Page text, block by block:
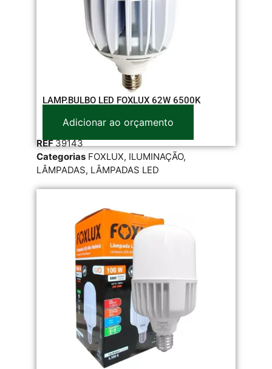
LAMP.BULBO LED FOXLUX 62W 6500K
Adicionar ao orçamento
REF39143
Categorias FOXLUX, ILUMINAÇÃO,
LÂMPADAS, LÂMPADAS LED